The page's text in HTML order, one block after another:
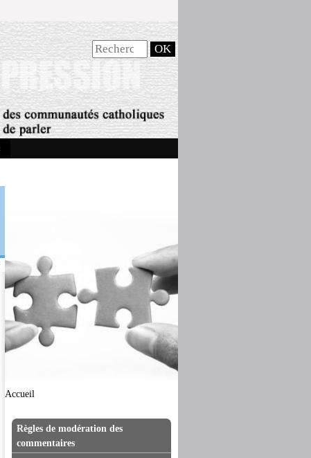
Accueil
Règles de modération des
commentaires